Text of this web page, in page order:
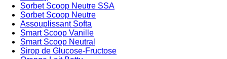
Sorbet Scoop Neutre SSA
Sorbet Scoop Neutre
Assouplissant Softa
Smart Scoop Vanille
Smart Scoop Neutral
Sirop de Glucose-Fructose